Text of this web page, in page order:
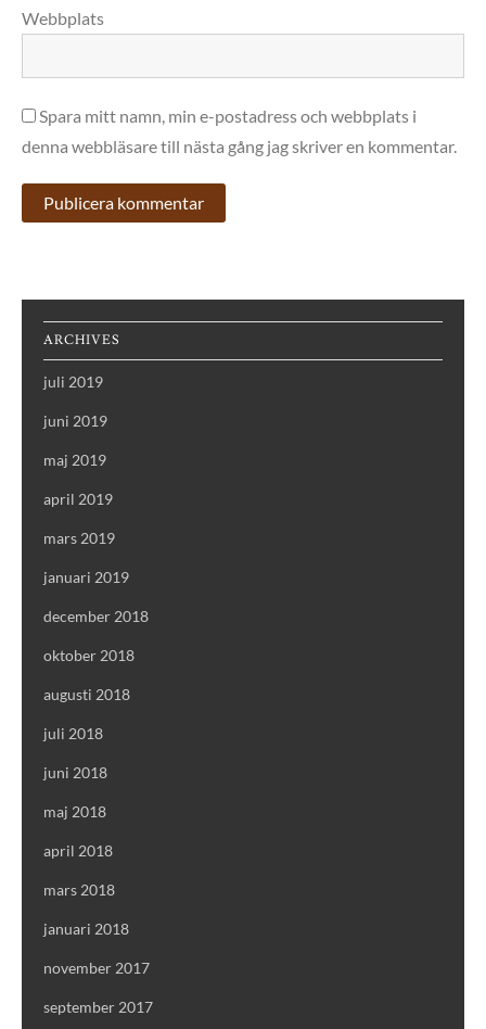
Webbplats
Spara mitt namn, min e-postadress och webbplats i
denna webbläsare till nästa gång jag skriver en kommentar.
ARCHIVES
juli 2019
juni 2019
maj 2019
april 2019
mars 2019
januari 2019
december 2018
oktober 2018
augusti 2018
juli 2018
juni 2018
maj 2018
april 2018
mars 2018
januari 2018
november 2017
september 2017